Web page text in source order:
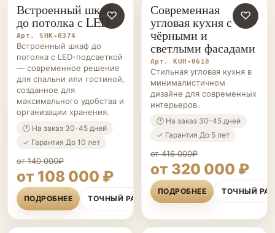
ШКАФЫ НА ЗАКАЗ ♡
Встроенный шкаф
до потолка с LED
Арт. SHK-0374
Встроенный шкаф до
потолка с LED-подсветкой
— современное решение
для спальни или гостиной,
созданное для
максимального удобства и
организации хранения.
🕐 На заказ 30-45 дней
✓ Гарантия До 10 лет
от 140 000₽
от 108 000 ₽
ПОДРОБНЕЕ ТОЧНЫЙ РАСЧЁТ
КУХНИ НА ЗАКАЗ ♡
Современная
угловая кухня с
чёрными и
светлыми фасадами
Арт. KUH-0618
Стильная угловая кухня в
минималистичном
дизайне для современных
интерьеров.
🕐 На заказ 30-45 дней
✓ Гарантия До 5 лет
от 416 000₽
от 320 000 ₽
ПОДРОБНЕЕ ТОЧНЫЙ